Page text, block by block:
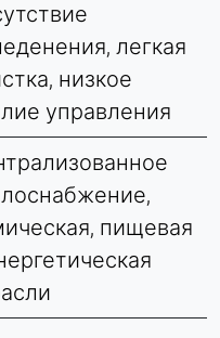
легкая
низкое
управления
пищевая